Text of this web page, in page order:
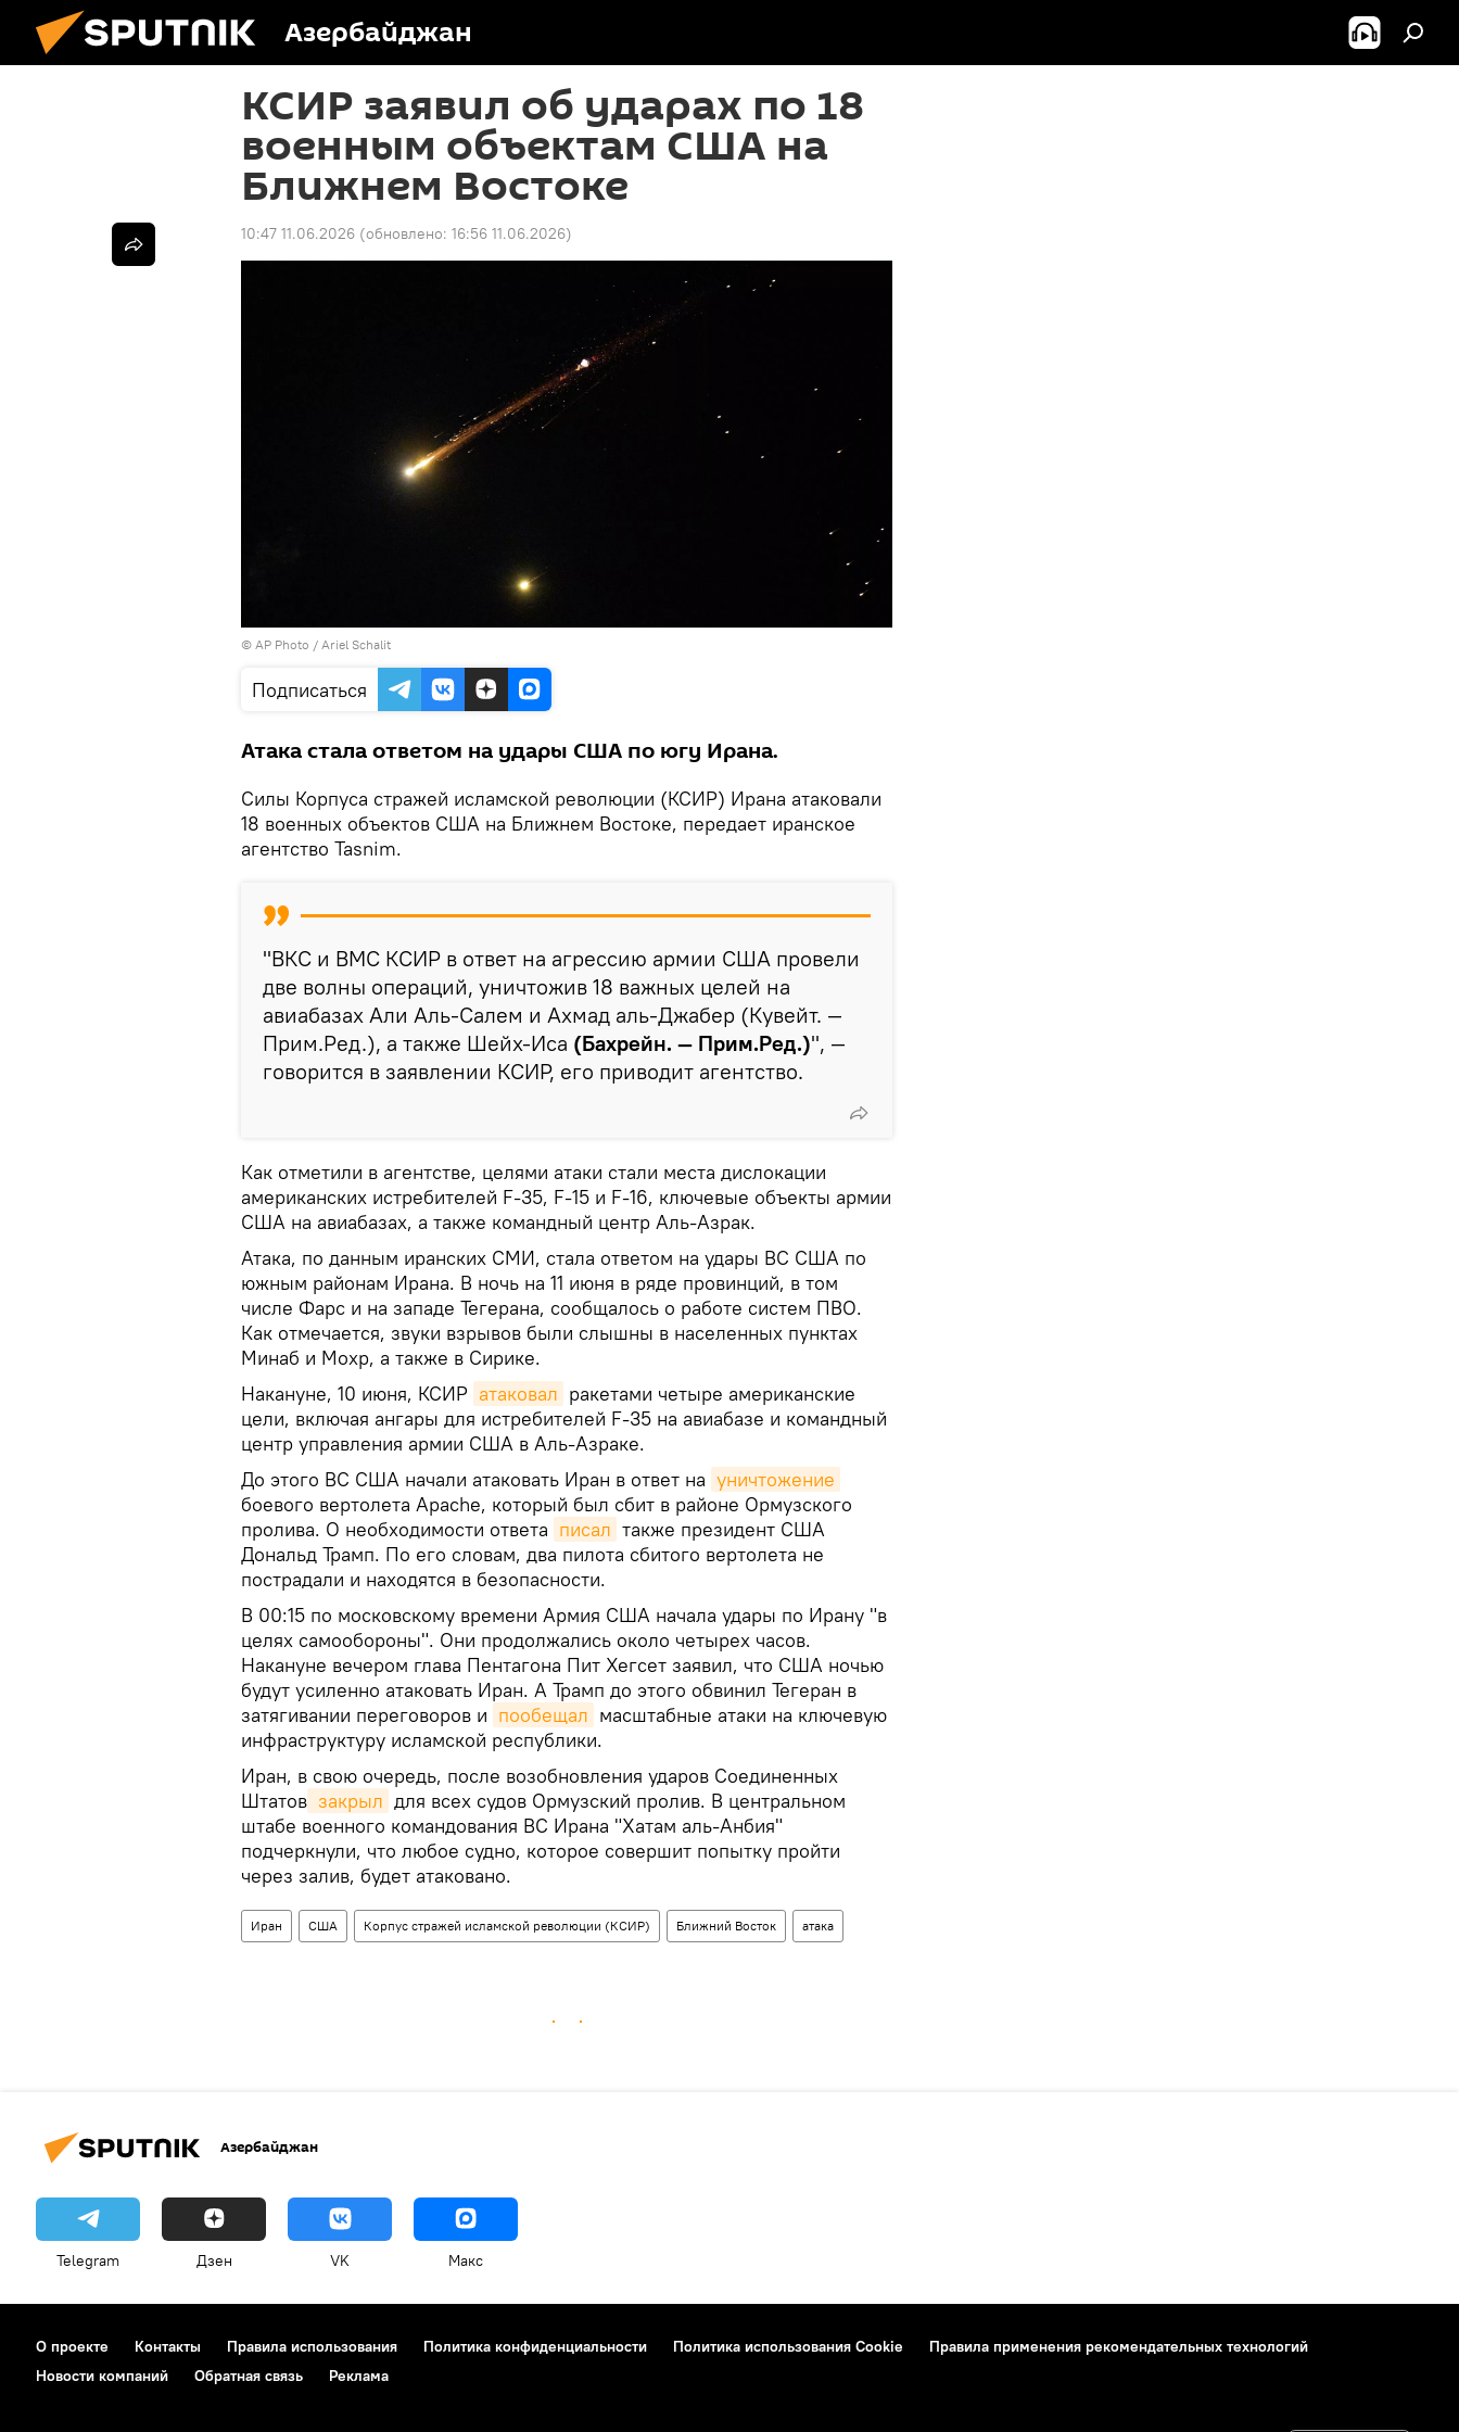
Азербайджан
КСИР заявил об ударах по 18
военным объектам США на
Ближнем Востоке
10:47 11.06.2026 (обновлено: 16:56 11.06.2026)
© AP Photo / Ariel Schalit
Подписаться
Атака стала ответом на удары США по югу Ирана.
Силы Корпуса стражей исламской революции (КСИР) Ирана атаковали
18 военных объектов США на Ближнем Востоке, передает иранское
агентство Tasnim.
"ВКС и ВМС КСИР в ответ на агрессию армии США провели
две волны операций, уничтожив 18 важных целей на
авиабазах Али Аль‑Салем и Ахмад аль‑Джабер (Кувейт. —
Прим.Ред.), а также Шейх‑Иса (Бахрейн. — Прим.Ред.)", —
говорится в заявлении КСИР, его приводит агентство.
Как отметили в агентстве, целями атаки стали места дислокации
американских истребителей F-35, F-15 и F-16, ключевые объекты армии
США на авиабазах, а также командный центр Аль-Азрак.
Атака, по данным иранских СМИ, стала ответом на удары ВС США по
южным районам Ирана. В ночь на 11 июня в ряде провинций, в том
числе Фарс и на западе Тегерана, сообщалось о работе систем ПВО.
Как отмечается, звуки взрывов были слышны в населенных пунктах
Минаб и Мохр, а также в Сирике.
Накануне, 10 июня, КСИР атаковал ракетами четыре американские
цели, включая ангары для истребителей F-35 на авиабазе и командный
центр управления армии США в Аль-Азраке.
До этого ВС США начали атаковать Иран в ответ на уничтожение
боевого вертолета Apache, который был сбит в районе Ормузского
пролива. О необходимости ответа писал также президент США
Дональд Трамп. По его словам, два пилота сбитого вертолета не
пострадали и находятся в безопасности.
В 00:15 по московскому времени Армия США начала удары по Ирану "в
целях самообороны". Они продолжались около четырех часов.
Накануне вечером глава Пентагона Пит Хегсет заявил, что США ночью
будут усиленно атаковать Иран. А Трамп до этого обвинил Тегеран в
затягивании переговоров и пообещал масштабные атаки на ключевую
инфраструктуру исламской республики.
Иран, в свою очередь, после возобновления ударов Соединенных
Штатов закрыл для всех судов Ормузский пролив. В центральном
штабе военного командования ВС Ирана "Хатам аль-Анбия"
подчеркнули, что любое судно, которое совершит попытку пройти
через залив, будет атаковано.
Иран США Корпус стражей исламской революции (КСИР) Ближний Восток атака
Азербайджан
Telegram Дзен VK Макс
О проекте Контакты Правила использования Политика конфиденциальности Политика использования Cookie
Правила применения рекомендательных технологий
Новости компаний
Обратная связь Реклама